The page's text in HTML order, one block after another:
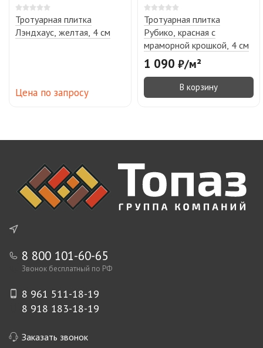
Тротуарная плитка
Лэндхаус, желтая, 4 см
Цена по запросу
Тротуарная плитка
Рубико, красная с
мраморной крошкой, 4 см
1 090 ₽/м²
В корзину
8 800 101-60-65
Звонок бесплатный по РФ
8 961 511-18-19
8 918 183-18-19
Заказать звонок